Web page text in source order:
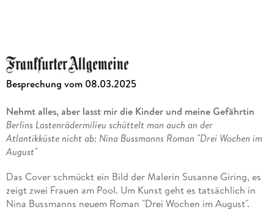
»Nina Bußmann ist eine Meisterin des psychologischen
Realismus . . . « Ronald Düker, DIE ZEIT
»[Drei Wochen im August]entfaltet einen Sog wie die
Brandung des Atlantiks. « Tina Hartmann, Frankfurter
Allgemeine Zeitung
für die Psyche ihrer schrecklich einsamen Heldinnen; der Text
brilliert zwischendurch auch mit Naturbeschreibungen. «
Carsten Otte, wochentaz
Besprechung vom 08.03.2025
Nehmt alles, aber lasst mir die Kinder und meine Gefährtin
Berlins Lastenrädermilieu schüttelt man auch an der
Atlantikküste nicht ab: Nina Bussmanns Roman "Drei Wochen im
August"
Das Cover schmückt ein Bild der Malerin Susanne Giring, es
zeigt zwei Frauen am Pool. Um Kunst geht es tatsächlich in
Nina Bussmanns neuem Roman "Drei Wochen im August".